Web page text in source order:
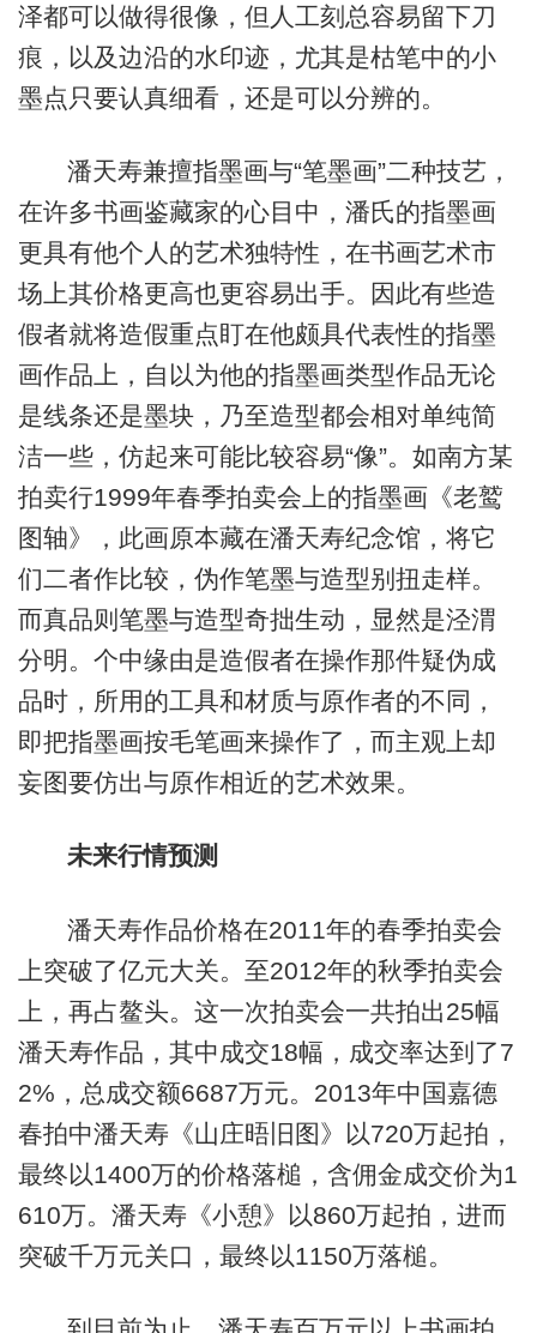
泽都可以做得很像，但人工刻总容易留下刀
痕，以及边沿的水印迹，尤其是枯笔中的小
墨点只要认真细看，还是可以分辨的。
潘天寿兼擅指墨画与“笔墨画”二种技艺，
在许多书画鉴藏家的心目中，潘氏的指墨画
更具有他个人的艺术独特性，在书画艺术市
场上其价格更高也更容易出手。因此有些造
假者就将造假重点盯在他颇具代表性的指墨
画作品上，自以为他的指墨画类型作品无论
是线条还是墨块，乃至造型都会相对单纯简
洁一些，仿起来可能比较容易“像”。如南方某
拍卖行1999年春季拍卖会上的指墨画《老鹫
图轴》，此画原本藏在潘天寿纪念馆，将它
们二者作比较，伪作笔墨与造型别扭走样。
而真品则笔墨与造型奇拙生动，显然是泾渭
分明。个中缘由是造假者在操作那件疑伪成
品时，所用的工具和材质与原作者的不同，
即把指墨画按毛笔画来操作了，而主观上却
妄图要仿出与原作相近的艺术效果。
未来行情预测
潘天寿作品价格在2011年的春季拍卖会
上突破了亿元大关。至2012年的秋季拍卖会
上，再占鳌头。这一次拍卖会一共拍出25幅
潘天寿作品，其中成交18幅，成交率达到了7
2%，总成交额6687万元。2013年中国嘉德
春拍中潘天寿《山庄晤旧图》以720万起拍，
最终以1400万的价格落槌，含佣金成交价为1
610万。潘天寿《小憩》以860万起拍，进而
突破千万元关口，最终以1150万落槌。